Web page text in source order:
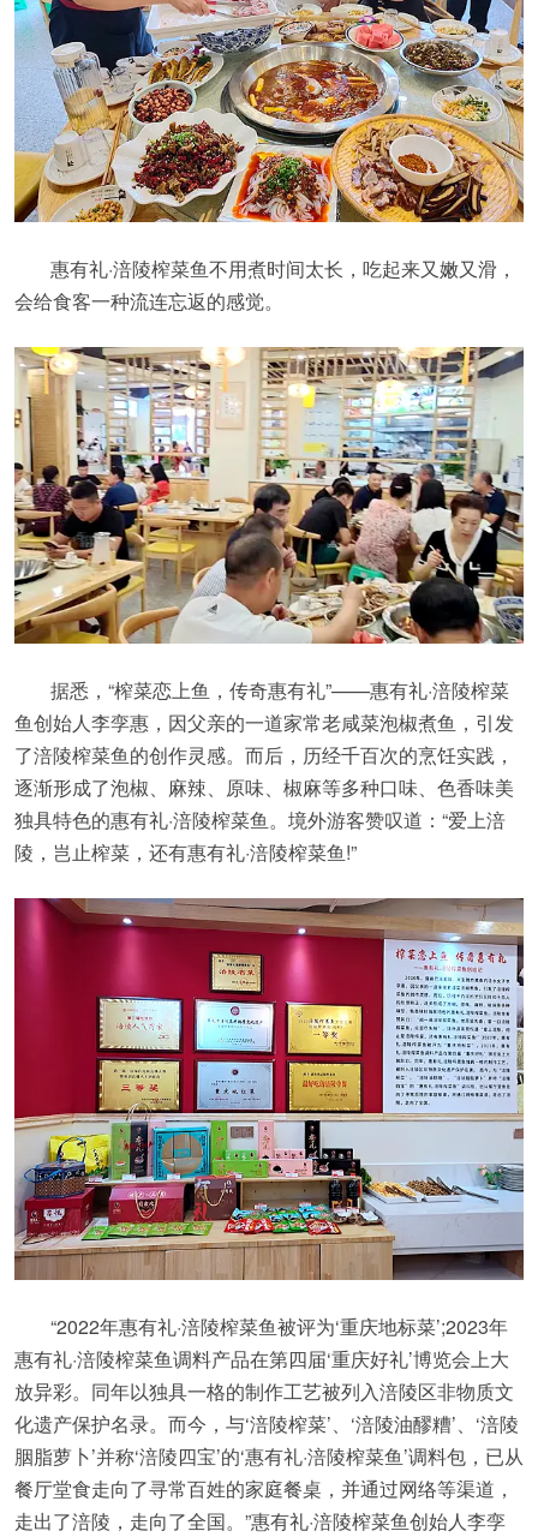
惠有礼·涪陵榨菜鱼不用煮时间太长，吃起来又嫩又滑，
会给食客一种流连忘返的感觉。
据悉，“榨菜恋上鱼，传奇惠有礼”——惠有礼·涪陵榨菜
鱼创始人李孪惠，因父亲的一道家常老咸菜泡椒煮鱼，引发
了涪陵榨菜鱼的创作灵感。而后，历经千百次的烹饪实践，
逐渐形成了泡椒、麻辣、原味、椒麻等多种口味、色香味美
独具特色的惠有礼·涪陵榨菜鱼。境外游客赞叹道：“爱上涪
陵，岂止榨菜，还有惠有礼·涪陵榨菜鱼!”
“2022年惠有礼·涪陵榨菜鱼被评为‘重庆地标菜’;2023年
惠有礼·涪陵榨菜鱼调料产品在第四届‘重庆好礼’博览会上大
放异彩。同年以独具一格的制作工艺被列入涪陵区非物质文
化遗产保护名录。而今，与‘涪陵榨菜’、‘涪陵油醪糟’、‘涪陵
胭脂萝卜’并称‘涪陵四宝’的‘惠有礼·涪陵榨菜鱼’调料包，已从
餐厅堂食走向了寻常百姓的家庭餐桌，并通过网络等渠道，
走出了涪陵，走向了全国。”惠有礼·涪陵榨菜鱼创始人李孪